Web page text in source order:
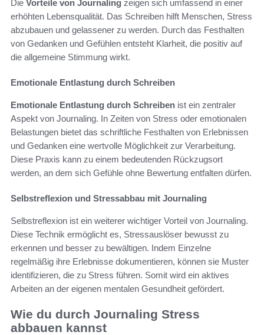
Die Vorteile von Journaling zeigen sich umfassend in einer
erhöhten Lebensqualität. Das Schreiben hilft Menschen, Stress
abzubauen und gelassener zu werden. Durch das Festhalten
von Gedanken und Gefühlen entsteht Klarheit, die positiv auf
die allgemeine Stimmung wirkt.
Emotionale Entlastung durch Schreiben
Emotionale Entlastung durch Schreiben ist ein zentraler
Aspekt von Journaling. In Zeiten von Stress oder emotionalen
Belastungen bietet das schriftliche Festhalten von Erlebnissen
und Gedanken eine wertvolle Möglichkeit zur Verarbeitung.
Diese Praxis kann zu einem bedeutenden Rückzugsort
werden, an dem sich Gefühle ohne Bewertung entfalten dürfen.
Selbstreflexion und Stressabbau mit Journaling
Selbstreflexion ist ein weiterer wichtiger Vorteil von Journaling.
Diese Technik ermöglicht es, Stressauslöser bewusst zu
erkennen und besser zu bewältigen. Indem Einzelne
regelmäßig ihre Erlebnisse dokumentieren, können sie Muster
identifizieren, die zu Stress führen. Somit wird ein aktives
Arbeiten an der eigenen mentalen Gesundheit gefördert.
Wie du durch Journaling Stress
abbauen kannst